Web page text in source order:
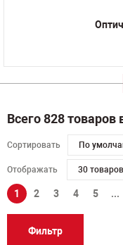
Всего 828 товаров
Сортировать По
Отображать 30 товаров
1 2 3 4 5 ...
Фильтр